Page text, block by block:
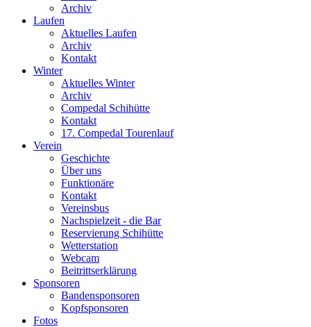
Archiv
Laufen
Aktuelles Laufen
Archiv
Kontakt
Winter
Aktuelles Winter
Archiv
Compedal Schihütte
Kontakt
17. Compedal Tourenlauf
Verein
Geschichte
Über uns
Funktionäre
Kontakt
Vereinsbus
Nachspielzeit - die Bar
Reservierung Schihütte
Wetterstation
Webcam
Beitrittserklärung
Sponsoren
Bandensponsoren
Kopfsponsoren
Fotos